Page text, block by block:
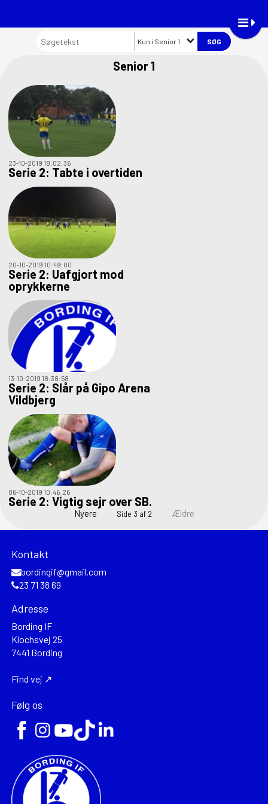
Kun i Senior 1
Senior 1
23-10-2019 18:02:36
Serie 2: Tabte i overtiden
20-10-2019 10:49:00
Serie 2: Uafgjort mod
oprykkerne
13-10-2019 18:38:58
Serie 2: Slår på Gipo Arena
Vildbjerg
06-10-2019 10:46:26
Serie 2: Vigtig sejr over SB.
Nyere Side 3 af 2 Ældre
Kontakt
bordingif@gmail.com
23 71 38 69
Adresse
Bording IF
Klochsvej 25
7441 Bording
Find vej ↗
Følg os